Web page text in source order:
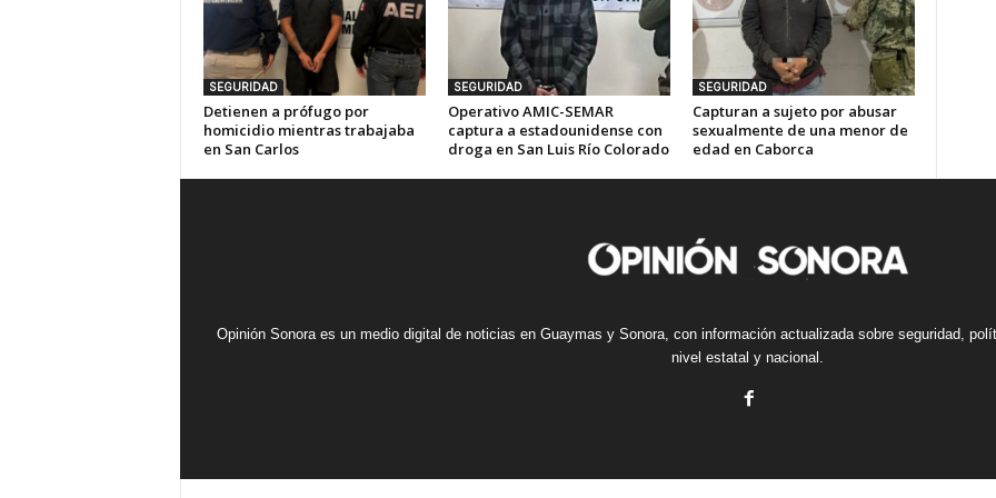
SEGURIDAD
Detienen a prófugo por
homicidio mientras trabajaba
en San Carlos
SEGURIDAD
Operativo AMIC-SEMAR
captura a estadounidense con
droga en San Luis Río Colorado
SEGURIDAD
Capturan a sujeto por abusar
sexualmente de una menor de
edad en Caborca
Opinión Sonora es un medio digital de noticias en Guaymas y Sonora, con información actualizada sobre seguridad,
nivel estatal y nacional.